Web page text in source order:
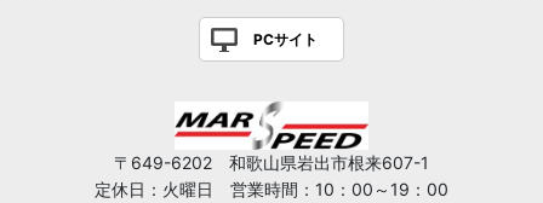
PCサイト
〒649-6202 和歌山県岩出市根来607-1
定休日：火曜日 営業時間：10：00～19：00